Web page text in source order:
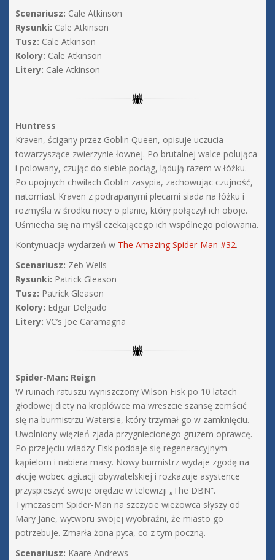
Scenariusz: Cale Atkinson
Rysunki: Cale Atkinson
Tusz: Cale Atkinson
Kolory: Cale Atkinson
Litery: Cale Atkinson
Huntress
Kraven, ścigany przez Goblin Queen, opisuje uczucia
towarzyszące zwierzynie łownej. Po brutalnej walce polująca
i polowany, czując do siebie pociąg, lądują razem w łóżku.
Po upojnych chwilach Goblin zasypia, zachowując czujność,
natomiast Kraven z podrapanymi plecami siada na łóżku i
rozmyśla w środku nocy o planie, który połączył ich oboje.
Uśmiecha się na myśl czekającego ich wspólnego polowania.
Kontynuacja wydarzeń w The Amazing Spider-Man #32.
Scenariusz: Zeb Wells
Rysunki: Patrick Gleason
Tusz: Patrick Gleason
Kolory: Edgar Delgado
Litery: VC’s Joe Caramagna
Spider-Man: Reign
W ruinach ratuszu wyniszczony Wilson Fisk po 10 latach
głodowej diety na kroplówce ma wreszcie szansę zemścić
się na burmistrzu Watersie, który trzymał go w zamknięciu.
Uwolniony więzień zjada przygniecionego gruzem oprawcę.
Po przejęciu władzy Fisk poddaje się regeneracyjnym
kąpielom i nabiera masy. Nowy burmistrz wydaje zgodę na
akcję wobec agitacji obywatelskiej i rozkazuje asystence
przyspieszyć swoje orędzie w telewizji „The DBN”.
Tymczasem Spider-Man na szczycie wieżowca słyszy od
Mary Jane, wytworu swojej wyobraźni, że miasto go
potrzebuje. Zmarła żona pyta, co z tym poczną.
Scenariusz: Kaare Andrews